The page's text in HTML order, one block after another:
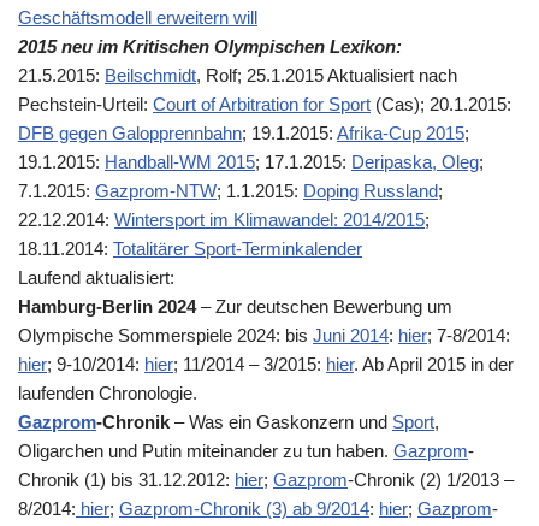
Geschäftsmodell erweitern will
2015 neu im Kritischen Olympischen Lexikon:
21.5.2015: Beilschmidt, Rolf; 25.1.2015 Aktualisiert nach
Pechstein-Urteil: Court of Arbitration for Sport (Cas); 20.1.2015:
DFB gegen Galopprennbahn; 19.1.2015: Afrika-Cup 2015;
19.1.2015: Handball-WM 2015; 17.1.2015: Deripaska, Oleg;
7.1.2015: Gazprom-NTW; 1.1.2015: Doping Russland;
22.12.2014: Wintersport im Klimawandel: 2014/2015;
18.11.2014: Totalitärer Sport-Terminkalender
Laufend aktualisiert:
Hamburg-Berlin 2024– Zur deutschen Bewerbung um
Olympische Sommerspiele 2024: bis Juni 2014: hier; 7-8/2014:
hier; 9-10/2014: hier; 11/2014 – 3/2015: hier. Ab April 2015 in der
laufenden Chronologie.
Gazprom-Chronik – Was ein Gaskonzern und Sport,
Oligarchen und Putin miteinander zu tun haben. Gazprom-
Chronik (1) bis 31.12.2012: hier; Gazprom-Chronik (2) 1/2013 –
8/2014: hier; Gazprom-Chronik (3) ab 9/2014: hier; Gazprom-